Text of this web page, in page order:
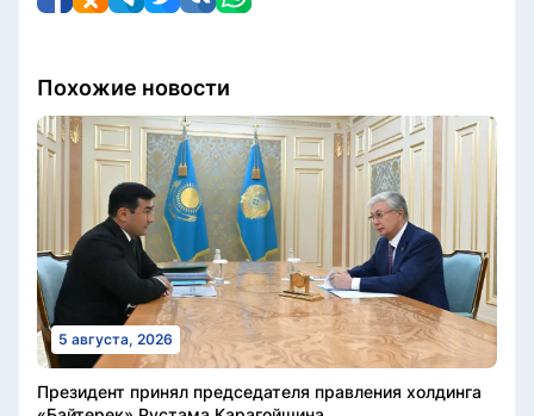
Похожие новости
5 августа, 2026
Президент принял председателя правления холдинга